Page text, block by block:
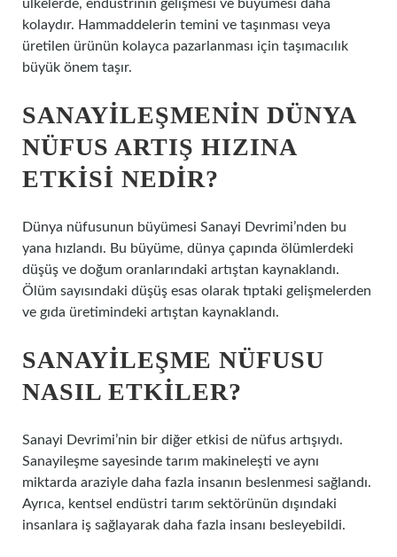
ülkelerde, endüstrinin gelişmesi ve büyümesi daha
kolaydır. Hammaddelerin temini ve taşınması veya
üretilen ürünün kolayca pazarlanması için taşımacılık
büyük önem taşır.
SANAYILEŞMENIN DÜNYA
NÜFUS ARTIŞ HIZINA
ETKISI NEDIR?
Dünya nüfusunun büyümesi Sanayi Devrimi’nden bu
yana hızlandı. Bu büyüme, dünya çapında ölümlerdeki
düşüş ve doğum oranlarındaki artıştan kaynaklandı.
Ölüm sayısındaki düşüş esas olarak tıptaki gelişmelerden
ve gıda üretimindeki artıştan kaynaklandı.
SANAYILEŞME NÜFUSU
NASIL ETKILER?
Sanayi Devrimi’nin bir diğer etkisi de nüfus artışıydı.
Sanayileşme sayesinde tarım makineleşti ve aynı
miktarda araziyle daha fazla insanın beslenmesi sağlandı.
Ayrıca, kentsel endüstri tarım sektörünün dışındaki
insanlara iş sağlayarak daha fazla insanı besleyebildi.